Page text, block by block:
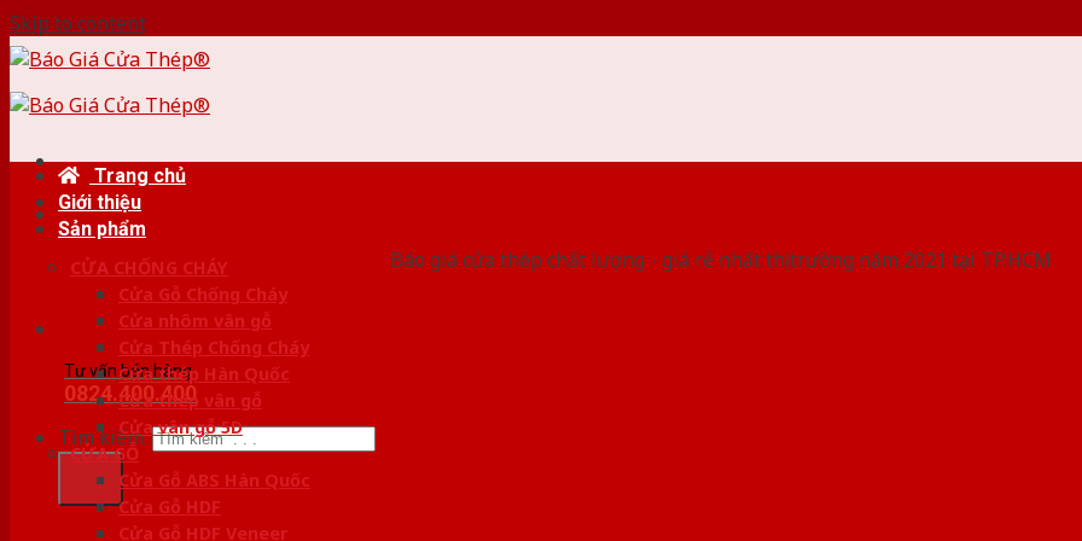
Skip to content
Báo giá cửa thép chất lượng - giá rẻ nhất thị trường năm 2021 tại TP.HCM
Tư vấn bán hàng
0824.400.400
Tìm kiếm:
Trang chủ
Giới thiệu
Sản phẩm
CỬA CHỐNG CHÁY
Cửa Gỗ Chống Cháy
Cửa nhôm vân gỗ
Cửa Thép Chống Cháy
Cửa thép Hàn Quốc
Cửa thép vân gỗ
Cửa vân gỗ 5D
CỬA GỖ
Cửa Gỗ ABS Hàn Quốc
Cửa Gỗ HDF
Cửa Gỗ HDF Veneer